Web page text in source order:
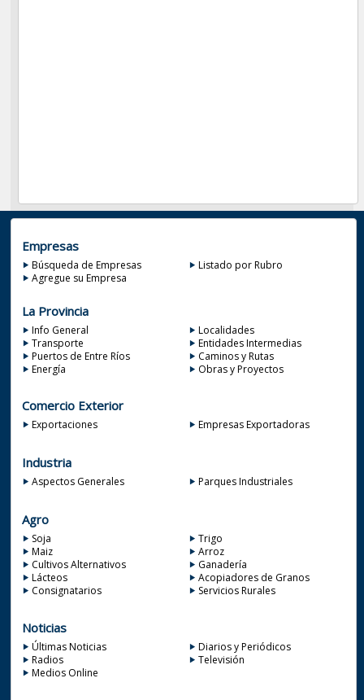
Empresas
Búsqueda de Empresas
Listado por Rubro
Agregue su Empresa
La Provincia
Info General
Localidades
Transporte
Entidades Intermedias
Puertos de Entre Ríos
Caminos y Rutas
Energía
Obras y Proyectos
Comercio Exterior
Exportaciones Empresas Exportadoras
Industria
Aspectos Generales Parques Industriales
Agro
Soja
Trigo
Maiz
Arroz
Cultivos Alternativos
Ganadería
Lácteos
Acopiadores de Granos
Consignatarios
Servicios Rurales
Noticias
Últimas Noticias
Diarios y Periódicos
Radios
Televisión
Medios Online